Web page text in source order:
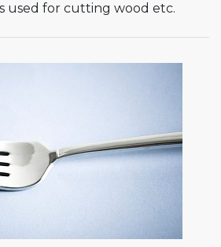
used for cutting wood etc.